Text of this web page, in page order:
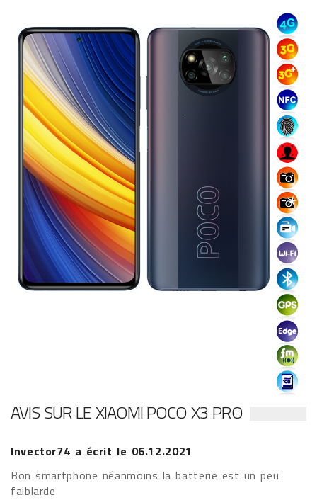
AVIS SUR LE XIAOMI POCO X3 PRO
Invector74 a écrit le 06.12.2021
Bon smartphone néanmoins la batterie est un peu
faiblarde